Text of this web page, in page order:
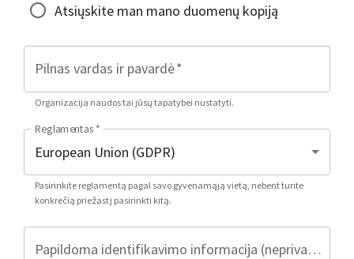
Atsiųskite man mano duomenų kopiją
Pilnas vardas ir pavardė*
Organizacija naudos tai jūsų tapatybei nustatyti.
Reglamentas *
Pasirinkite reglamentą pagal savo gyvenamąją vietą, nebent turite
konkrečią priežastį pasirinkti kitą.
Papildoma identifikavimo informacija (neprivaloma)